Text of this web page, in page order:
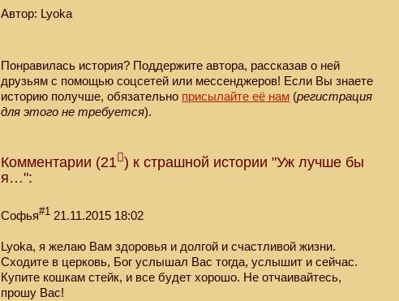
Автор: Lyoka
Понравилась история? Поддержите автора, рассказав о ней
друзьям с помощью соцсетей или мессенджеров! Если Вы знаете
историю получше, обязательно присылайте её нам (регистрация
для этого не требуется).
Комментарии (21 ) к страшной истории "Уж лучше бы
я…":
Софья#1 21.11.2015 18:02
Lyoka, я желаю Вам здоровья и долгой и счастливой жизни.
Сходите в церковь, Бог услышал Вас тогда, услышит и сейчас.
Купите кошкам стейк, и все будет хорошо. Не отчаивайтесь,
прошу Вас!